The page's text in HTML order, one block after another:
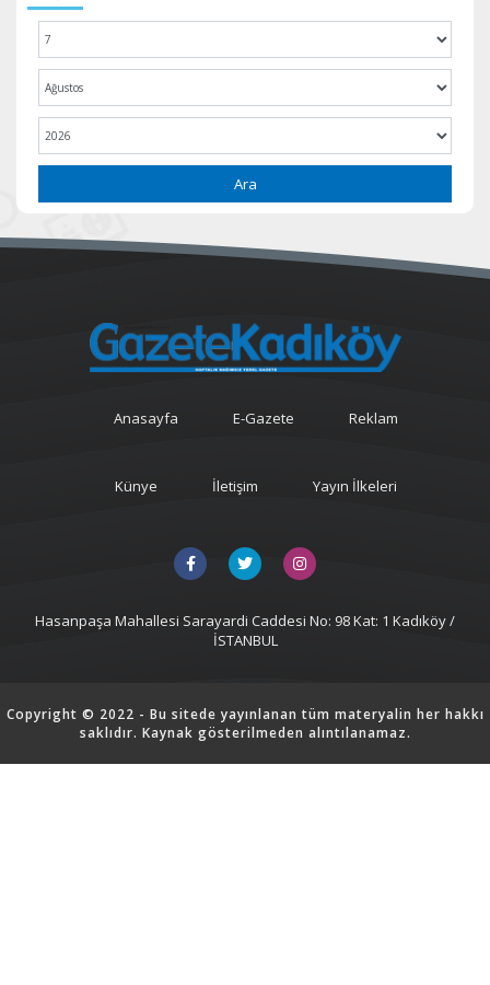
Ara
Anasayfa E-Gazete Reklam
Künye İletişim Yayın İlkeleri
Hasanpaşa Mahallesi Sarayardi Caddesi No: 98 Kat: 1 Kadıköy /
İSTANBUL
Copyright © 2022 - Bu sitede yayınlanan tüm materyalin her hakkı
saklıdır. Kaynak gösterilmeden alıntılanamaz.